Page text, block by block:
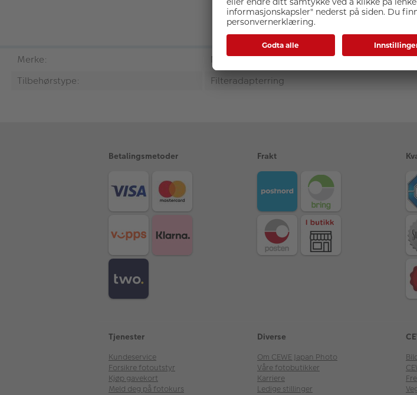
Merke:
NiSi
Tilbehørstype:
Filteradapterring
Betalingsmetoder Frakt
Tjenester
Kundeservice
Forsikre fotoutstyr
Kjøp gavekort
Meld deg på fotokurs
Diverse
Om CEWE Japan Photo
Våre fotobutikker
Karriere
Ledige stillinger